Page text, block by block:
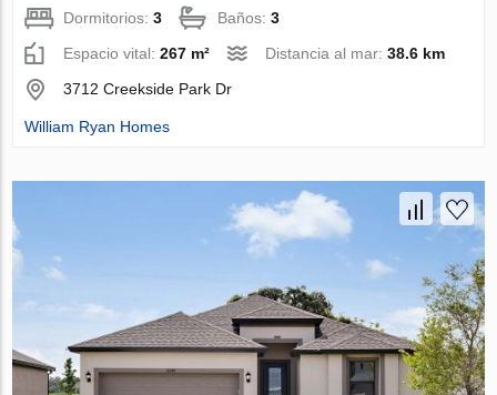
Dormitorios:3 Baños:3
Espacio vital:267 m² Distancia al mar:38.6 km
3712 Creekside Park Dr
William Ryan Homes